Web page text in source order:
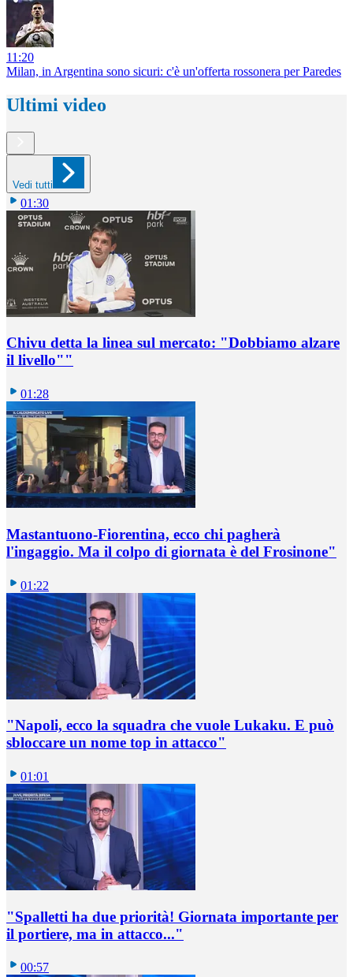
11:20
Milan, in Argentina sono sicuri: c'è un'offerta rossonera per Paredes
Ultimi video
Vedi tutti
01:30
Chivu detta la linea sul mercato: "Dobbiamo alzare
il livello""
01:28
Mastantuono-Fiorentina, ecco chi pagherà
l'ingaggio. Ma il colpo di giornata è del Frosinone"
01:22
"Napoli, ecco la squadra che vuole Lukaku. E può
sbloccare un nome top in attacco"
01:01
"Spalletti ha due priorità! Giornata importante per
il portiere, ma in attacco..."
00:57